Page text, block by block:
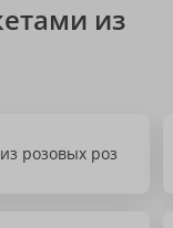
из
розовых роз